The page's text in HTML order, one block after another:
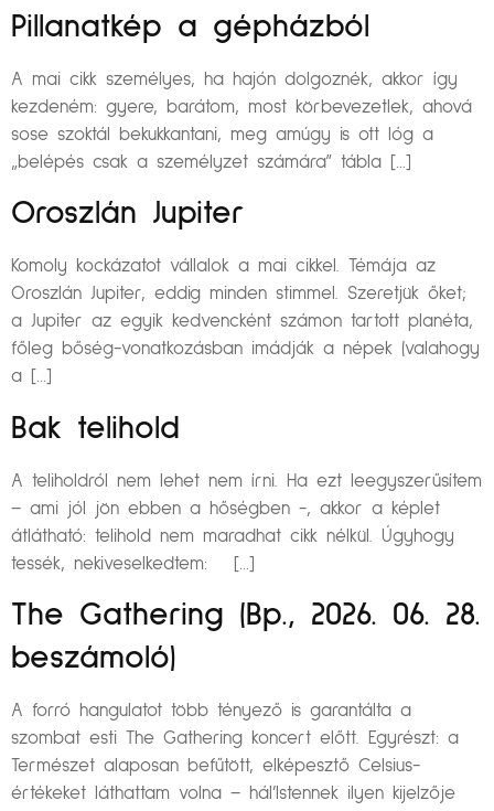
Pillanatkép a gépházból
A mai cikk személyes, ha hajón dolgoznék, akkor így
kezdeném: gyere, barátom, most körbevezetlek, ahová
sose szoktál bekukkantani, meg amúgy is ott lóg a
„belépés csak a személyzet számára” tábla […]
Oroszlán Jupiter
Komoly kockázatot vállalok a mai cikkel. Témája az
Oroszlán Jupiter, eddig minden stimmel. Szeretjük őket;
a Jupiter az egyik kedvencként számon tartott planéta,
főleg bőség-vonatkozásban imádják a népek (valahogy
a […]
Bak telihold
A teliholdról nem lehet nem írni. Ha ezt leegyszerűsítem
– ami jól jön ebben a hőségben -, akkor a képlet
átlátható: telihold nem maradhat cikk nélkül. Úgyhogy
tessék, nekiveselkedtem: […]
The Gathering (Bp., 2026. 06. 28.
beszámoló)
A forró hangulatot több tényező is garantálta a
szombat esti The Gathering koncert előtt. Egyrészt: a
Természet alaposan befűtött, elképesztő Celsius-
értékeket láthattam volna – hál’Istennek ilyen kijelzője